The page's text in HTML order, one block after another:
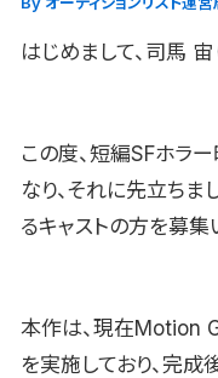
はじめまして、司馬 宙
この度、短編SFホラー
なり、それに先立ちま
るキャストの方を募集
本作は、現在Motion
を実施しており、完成